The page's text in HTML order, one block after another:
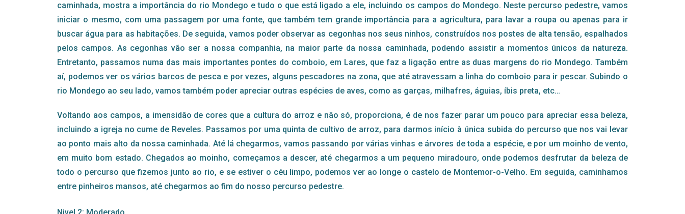
caminhada, mostra a importância do rio Mondego e tudo o que está ligado a ele, incluindo os campos do Mondego. Neste percurso pedestre, vamos
iniciar o mesmo, com uma passagem por uma fonte, que também tem grande importância para a agricultura, para lavar a roupa ou apenas para ir
buscar água para as habitações. De seguida, vamos poder observar as cegonhas nos seus ninhos, construídos nos postes de alta tensão, espalhados
pelos campos. As cegonhas vão ser a nossa companhia, na maior parte da nossa caminhada, podendo assistir a momentos únicos da natureza.
Entretanto, passamos numa das mais importantes pontes do comboio, em Lares, que faz a ligação entre as duas margens do rio Mondego. Também
aí, podemos ver os vários barcos de pesca e por vezes, alguns pescadores na zona, que até atravessam a linha do comboio para ir pescar. Subindo o
rio Mondego ao seu lado, vamos também poder apreciar outras espécies de aves, como as garças, milhafres, águias, íbis preta, etc…
Voltando aos campos, a imensidão de cores que a cultura do arroz e não só, proporciona, é de nos fazer parar um pouco para apreciar essa beleza,
incluindo a igreja no cume de Reveles. Passamos por uma quinta de cultivo de arroz, para darmos início à única subida do percurso que nos vai levar
ao ponto mais alto da nossa caminhada. Até lá chegarmos, vamos passando por várias vinhas e árvores de toda a espécie, e por um moinho de vento,
em muito bom estado. Chegados ao moinho, começamos a descer, até chegarmos a um pequeno miradouro, onde podemos desfrutar da beleza de
todo o percurso que fizemos junto ao rio, e se estiver o céu limpo, podemos ver ao longe o castelo de Montemor-o-Velho. Em seguida, caminhamos
entre pinheiros mansos, até chegarmos ao fim do nosso percurso pedestre.
.